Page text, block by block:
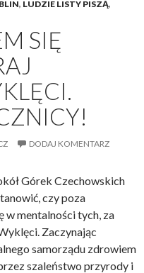
, LUDZIE LISTY PISZĄ,
SIĘ
DODAJ KOMENTARZ
Górek Czechowskich
czy poza
w mentalności tych, za
Zaczynając
samorządu zdrowiem
szaleństwo przyrody i